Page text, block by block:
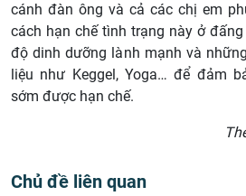
cánh đàn ông và cả các chị em
cách hạn chế tình trạng này ở
độ dinh dưỡng lành mạnh và
liệu như Keggel, Yoga… để đảm
sớm được hạn chế.
Chủ đề liên quan